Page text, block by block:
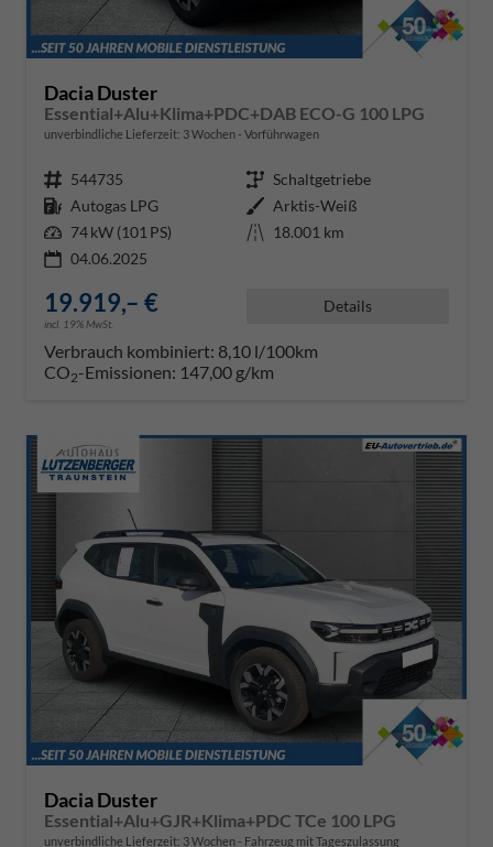
Dacia Duster
Essential+Alu+Klima+PDC+DAB ECO-G 100 LPG
unverbindliche Lieferzeit: 3 Wochen Vorführwagen
Fahrzeugnr. 544735 Getriebe Schaltgetriebe
Kraftstoff Autogas LPG Außenfarbe Arktis-Weiß
Leistung 74 kW (101 PS) Kilometerstand 18.001 km
04.06.2025
19.919,– €
incl. 19% MwSt.
Details
Verbrauch kombiniert: 8,10 l/100km
CO2-Emissionen: 147,00 g/km
Dacia Duster
Essential+Alu+GJR+Klima+PDC TCe 100 LPG
unverbindliche Lieferzeit: 3 Wochen Fahrzeug mit Tageszulassung